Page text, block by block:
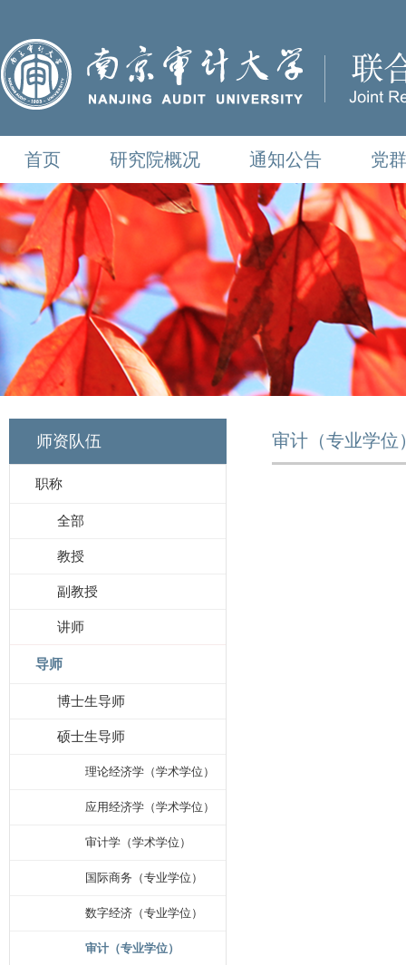
首页 研究院概况 通知公告 党
师资队伍
职称
全部
教授
副教授
讲师
导师
博士生导师
硕士生导师
理论经济学（学术学位）
应用经济学（学术学位）
审计学（学术学位）
国际商务（专业学位）
数字经济（专业学位）
审计（专业学位）
审计（专业学位